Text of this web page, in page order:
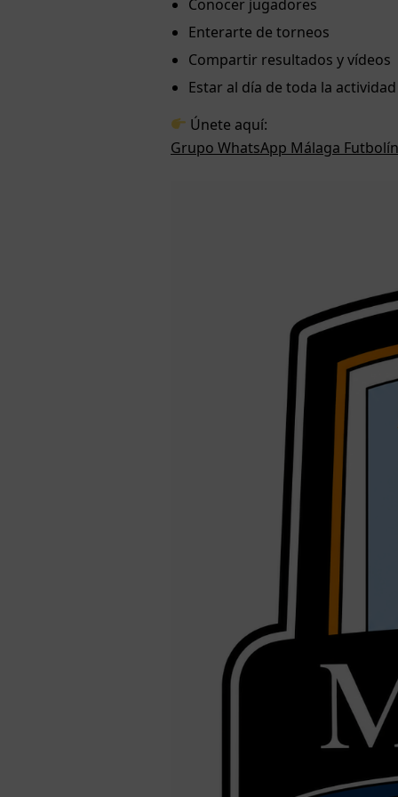
Conocer jugadores
Enterarte de torneos
Compartir resultados y vídeos
Estar al día de toda la actividad
Únete aquí:
Grupo WhatsApp Málaga Futbolín